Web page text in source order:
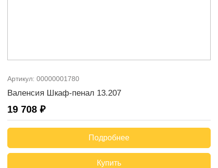
Артикул: 00000001780
Валенсия Шкаф-пенал 13.207
19 708 ₽
Подробнее
Купить